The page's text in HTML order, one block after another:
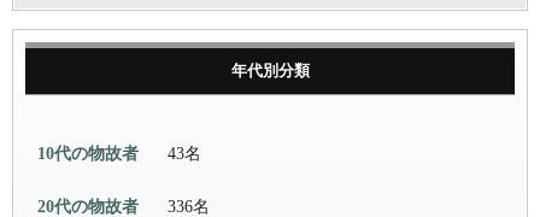
年代別分類
10代の物故者 43名
20代の物故者 336名